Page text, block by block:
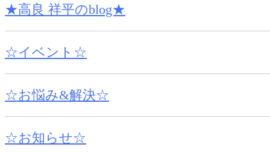
★高良 祥平のblog★
☆イベント☆
☆お悩み&解決☆
☆お知らせ☆